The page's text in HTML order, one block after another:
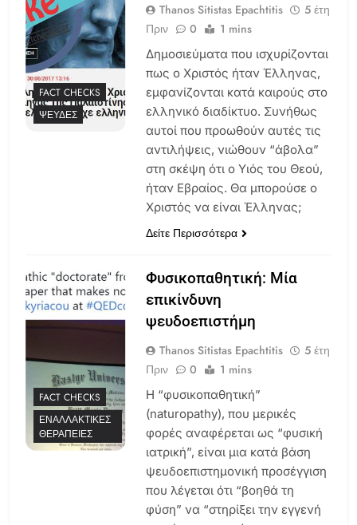
FACT CHECKS
ΨΕΥΔΈΣ
Thanos Sitistas Epachtitis
5 έτη
Πριν
0 1 mins
Δημοσιεύματα που ισχυρίζονται
πως ο Χριστός ήταν Έλληνας,
εμφανίζονται κατά καιρούς στο
ελληνικό διαδίκτυο. Συνήθως
αυτοί που προωθούν αυτές τις
αντιλήψεις, νιώθουν “άβολα”
στη σκέψη ότι ο Υιός του Θεού,
ήταν Εβραίος. Θα μπορούσε ο
Χριστός να είναι Έλληνας;
Δείτε Περισσότερα
FACT CHECKS
ΕΝΑΛΛΑΚΤΙΚΈΣ
ΘΕΡΑΠΕΊΕΣ
Φυσικοπαθητική: Μία
επικίνδυνη
ψευδοεπιστήμη
Thanos Sitistas Epachtitis
5 έτη
Πριν
0 1 mins
Η “φυσικοπαθητική”
(naturopathy), που μερικές
φορές αναφέρεται ως “φυσική
ιατρική”, είναι μια κατά βάση
ψευδοεπιστημονική προσέγγιση
που λέγεται ότι “βοηθά τη
φύση” να “στηρίξει την εγγενή